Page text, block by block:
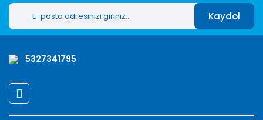
Kaydol
5327341795